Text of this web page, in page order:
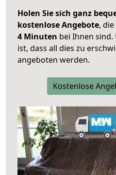
Holen Sie sich ganz
kostenlose Angebote,
4 Minuten bei Ihnen sind.
ist, dass all dies zu
angeboten werden.
Kostenlose